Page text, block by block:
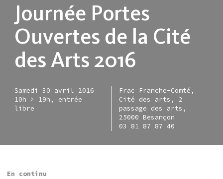
Journée Portes
Ouvertes de la Cité
des Arts 2016
Samedi 30 avril 2016
10h > 19h, entrée
libre
Frac Franche-Comté,
Cité des arts, 2
passage des arts,
25000 Besançon
03 81 87 87 40
En continu